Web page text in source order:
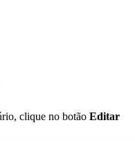
clique no botão Editar